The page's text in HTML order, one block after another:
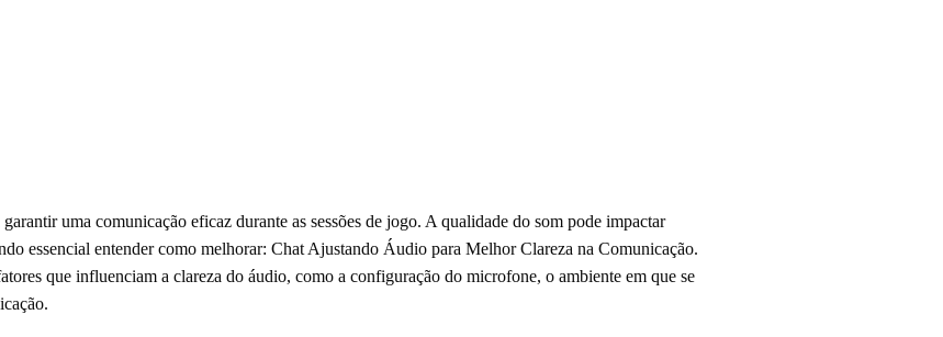
uma comunicação eficaz durante as sessões de jogo. A qualidade do som pode impactar
essencial entender como melhorar: Chat Ajustando Áudio para Melhor Clareza na Comunicação.
que influenciam a clareza do áudio, como a configuração do microfone, o ambiente em que se